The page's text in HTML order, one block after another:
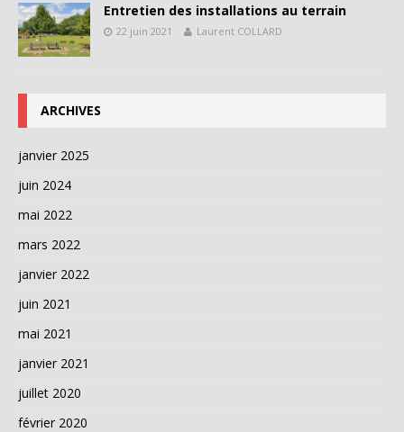
Entretien des installations au terrain
22 juin 2021 Laurent COLLARD
ARCHIVES
janvier 2025
juin 2024
mai 2022
mars 2022
janvier 2022
juin 2021
mai 2021
janvier 2021
juillet 2020
février 2020